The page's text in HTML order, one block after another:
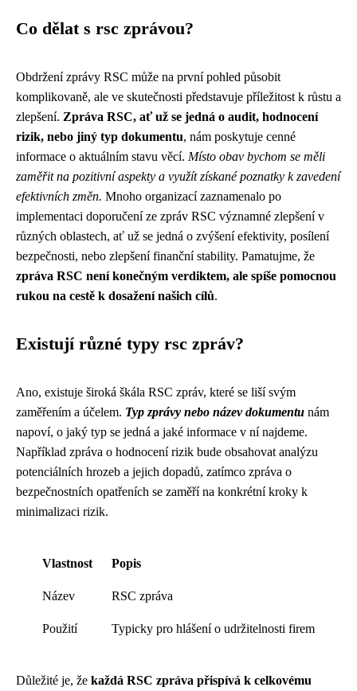
Co dělat s rsc zprávou?
Obdržení zprávy RSC může na první pohled působit
komplikovaně, ale ve skutečnosti představuje příležitost k růstu a
zlepšení. Zpráva RSC, ať už se jedná o audit, hodnocení
rizik, nebo jiný typ dokumentu, nám poskytuje cenné
informace o aktuálním stavu věcí. Místo obav bychom se měli
zaměřit na pozitivní aspekty a využít získané poznatky k zavedení
efektivních změn. Mnoho organizací zaznamenalo po
implementaci doporučení ze zpráv RSC významné zlepšení v
různých oblastech, ať už se jedná o zvýšení efektivity, posílení
bezpečnosti, nebo zlepšení finanční stability. Pamatujme, že
zpráva RSC není konečným verdiktem, ale spíše pomocnou
rukou na cestě k dosažení našich cílů.
Existují různé typy rsc zpráv?
Ano, existuje široká škála RSC zpráv, které se liší svým
zaměřením a účelem. Typ zprávy nebo název dokumentu nám
napoví, o jaký typ se jedná a jaké informace v ní najdeme.
Například zpráva o hodnocení rizik bude obsahovat analýzu
potenciálních hrozeb a jejich dopadů, zatímco zpráva o
bezpečnostních opatřeních se zaměří na konkrétní kroky k
minimalizaci rizik.
Vlastnost Popis
Název RSC zpráva
Použití Typicky pro hlášení o udržitelnosti firem
Důležité je, že každá RSC zpráva přispívá k celkovému